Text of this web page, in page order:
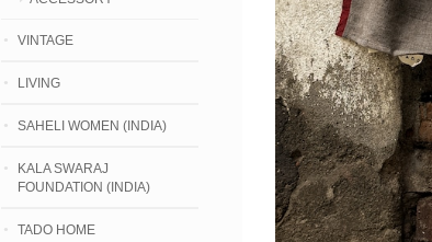
VINTAGE
LIVING
SAHELI WOMEN (INDIA)
KALA SWARAJ
FOUNDATION (INDIA)
TADO HOME